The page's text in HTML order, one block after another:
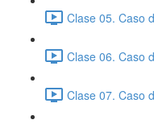
Clase 05. Caso
Clase 06. Caso
Clase 07. Caso